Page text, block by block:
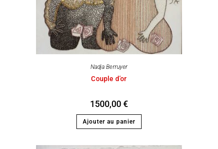
Nadja Berruyer
Couple d’or
1500,00€
Ajouter au panier